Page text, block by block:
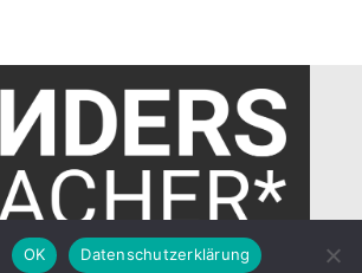
OK Datenschutzerklärung